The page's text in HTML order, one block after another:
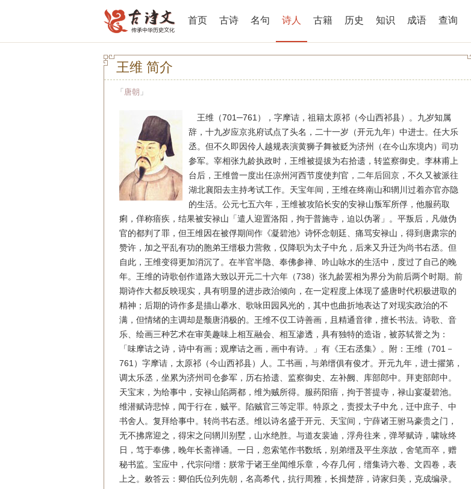
首页 古诗 名句 诗人 古籍 历史 知识 成语 查询
王维 简介
「 唐朝 」
王维（701─761），字摩诘，祖籍太原祁（今山西祁县）。九岁知属
辞，十九岁应京兆府试点了头名，二十一岁（开元九年）中进士。任大乐
丞。但不久即因伶人越规表演黄狮子舞被贬为济州（在今山东境内）司功
参军。宰相张九龄执政时，王维被提拔为右拾遗，转监察御史。李林甫上
台后，王维曾一度出任凉州河西节度使判官，二年后回京，不久又被派往
湖北襄阳去主持考试工作。天宝年间，王维在终南山和辋川过着亦官亦隐
的生活。公元七五六年，王维被攻陷长安的安禄山叛军所俘，他服药取
痢，佯称瘖疾，结果被安禄山「遣人迎置洛阳，拘于普施寺，迫以伪署」。平叛后，凡做伪
官的都判了罪，但王维因在被俘期间作《凝碧池》诗怀念朝廷、痛骂安禄山，得到唐肃宗的
赞许，加之平乱有功的胞弟王缙极力营救，仅降职为太子中允，后来又升迁为尚书右丞。但
自此，王维变得更加消沉了。在半官半隐、奉佛参禅、吟山咏水的生活中，度过了自己的晚
年。王维的诗歌创作道路大致以开元二十六年（738）张九龄罢相为界分为前后两个时期。前
期诗作大都反映现实，具有明显的进步政治倾向，在一定程度上体现了盛唐时代积极进取的
精神；后期的诗作多是描山摹水、歌咏田园风光的，其中也曲折地表达了对现实政治的不
满，但情绪的主调却是颓唐消极的。王维不仅工诗善画，且精通音律，擅长书法。诗歌、音
乐、绘画三种艺术在审美趣味上相互融会、相互渗透，具有独特的造诣，被苏轼誉之为：
「味摩诘之诗，诗中有画；观摩诘之画，画中有诗。」有《王右丞集》。附：王维（701－
761）字摩诘，太原祁（今山西祁县）人。工书画，与弟缙俱有俊才。开元九年，进士擢第，
调太乐丞，坐累为济州司仓参军，历右拾遗、监察御史、左补阙、库部郎中。拜吏部郎中。
天宝末，为给事中，安禄山陷两都，维为贼所得。服药阳瘖，拘于菩提寺，禄山宴凝碧池。
维潜赋诗悲悼，闻于行在，贼平。陷贼官三等定罪。特原之，责授太子中允，迁中庶子、中
书舍人。复拜给事中。转尚书右丞。维以诗名盛于开元、天宝间，宁薛诸王驸马豪贵之门，
无不拂席迎之，得宋之问辋川别墅，山水绝胜。与道友裴迪，浮舟往来，弹琴赋诗，啸咏终
日，笃于奉佛，晚年长斋禅诵。一日，忽索笔作书数纸，别弟缙及平生亲故，舍笔而卒，赠
秘书监。宝应中，代宗问缙：朕常于诸王坐闻维乐章，今存几何，缙集诗六卷、文四卷，表
上之。敕答云：卿伯氏位列先朝，名高希代，抗行周雅，长揖楚辞，诗家归美，克成编录。